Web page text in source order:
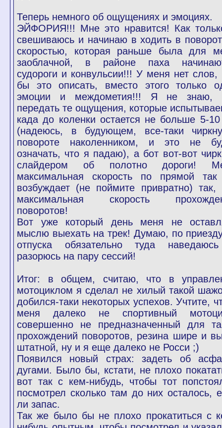
Теперь немного об ощущениях и эмоциях.
ЭЙФОРИЯ!!! Мне это нравится! Как
свешиваюсь и начинаю в ходить в
скоростью, которая раньше была для
заоблачной, в районе паха
судороги и конвульсии!!! У меня нет слов,
бы это описать, вместо этого только
эмоции и междометия!!! Я не знаю,
передать те ощущения, которые
када до коленки остается не больше 5-
(надеюсь, в будующем, все-таки
повороте наколенником, и это не
означать, что я падаю), а бот вот-вот
слайдером об полотно дороги!
максимальная скорость по прямой
возбуждает (не поймите привратно) так,
максимальная скорость
поворотов!
Вот уже который день меня не
мыслю выехать на трек! Думаю, по
отпуска обязательно туда
разорюсь на пару сессий!
Итог: в общем, считаю, что в
мотоциклом я сделал не хилый такой
добился-таки некоторых успехов. Учтите,
меня далеко не спортивный
совершенно не предназначенный для
прохождений поворотов, резина шире и
штатной, ну и я еще далеко не Росси ;)
Появился новый страх: задеть об
дугами. Было бы, кстати, не плохо
вот так с кем-нибудь, чтобы тот
посмотрел сколько там до них осталось,
ли запас.
Так же было бы не плохо прокатиться с